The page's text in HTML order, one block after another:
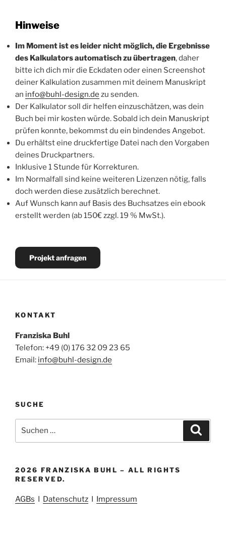
Hinweise
Im Moment ist es leider nicht möglich, die Ergebnisse
des Kalkulators automatisch zu übertragen, daher
bitte ich dich mir die Eckdaten oder einen Screenshot
deiner Kalkulation zusammen mit deinem Manuskript
an info@buhl-design.de zu senden.
Der Kalkulator soll dir helfen einzuschätzen, was dein
Buch bei mir kosten würde. Sobald ich dein Manuskript
prüfen konnte, bekommst du ein bindendes Angebot.
Du erhältst eine druckfertige Datei nach den Vorgaben
deines Druckpartners.
Inklusive 1 Stunde für Korrekturen.
Im Normalfall sind keine weiteren Lizenzen nötig, falls
doch werden diese zusätzlich berechnet.
Auf Wunsch kann auf Basis des Buchsatzes ein ebook
erstellt werden (ab 150€ zzgl. 19 % MwSt.).
Projekt anfragen
KONTAKT
Franziska Buhl
Telefon: +49 (0) 176 32 09 23 65
Email: info@buhl-design.de
SUCHE
nach:
2026 FRANZISKA BUHL – ALL RIGHTS
RESERVED.
AGBs I Datenschutz I Impressum